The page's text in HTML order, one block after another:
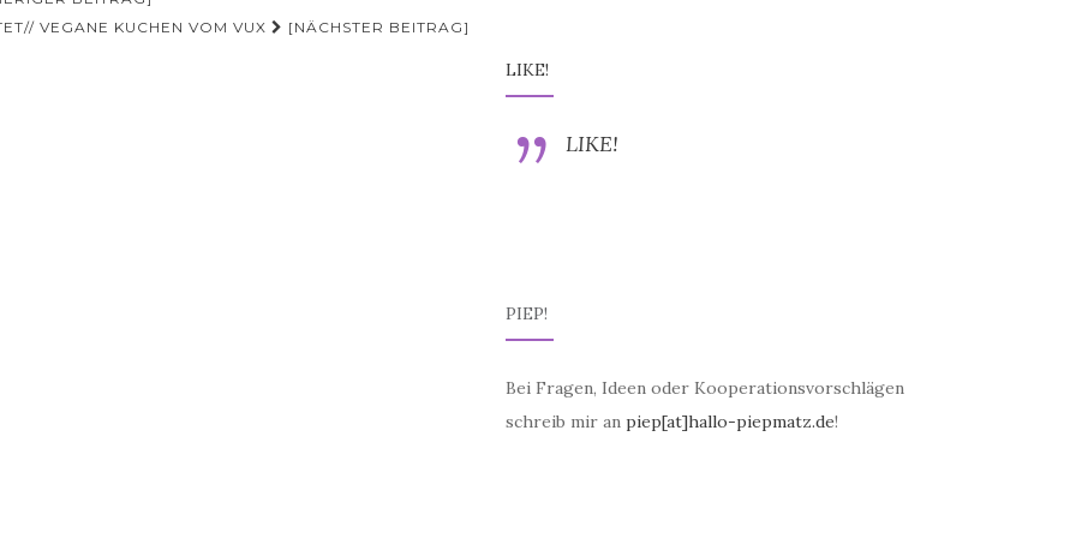
VEGANE KUCHEN VOM VUX
[NÄCHSTER BEITRAG]
LIKE!
LIKE!
PIEP!
Bei Fragen, Ideen oder Kooperationsvorschlägen
schreib mir an piep[at]hallo-piepmatz.de!